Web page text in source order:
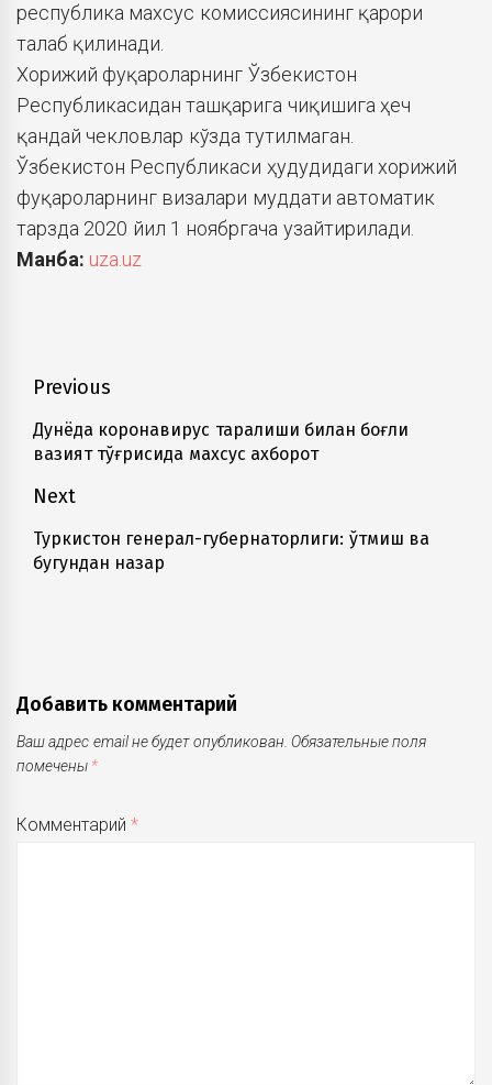
республика махсус комиссиясининг қарори
талаб қилинади.
Хорижий фуқароларнинг Ўзбекистон
Республикасидан ташқарига чиқишига ҳеч
қандай чекловлар кўзда тутилмаган.
Ўзбекистон Республикаси ҳудудидаги хорижий
фуқароларнинг визалари муддати автоматик
тарзда 2020 йил 1 ноябргача узайтирилади.
Манба: uza.uz
Навигация
по
записям
Previous
Previous
post:
Дунёда коронавирус тарқалиши билан боғлиқ
вазият тўғрисида махсус ахборот
Next
Next
post:
Туркистон генерал-губернаторлиги: ўтмиш ва
бугундан назар
Добавить комментарий
Ваш адрес email не будет опубликован. Обязательные поля
помечены *
Комментарий*